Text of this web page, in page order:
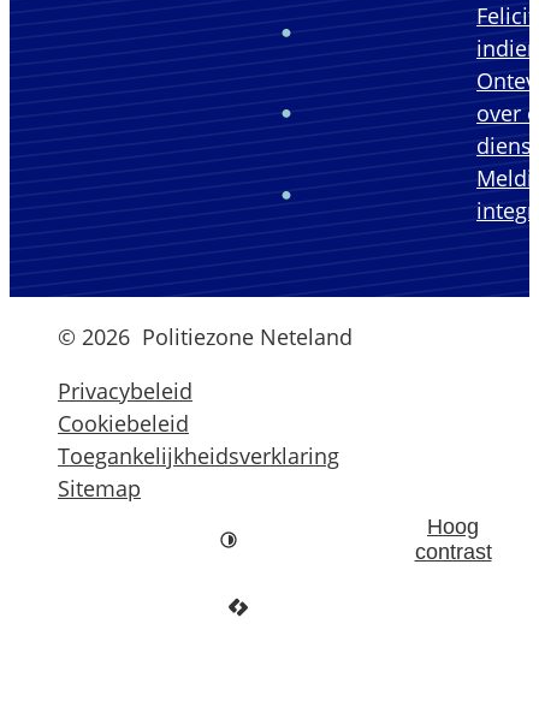
over
© 2026 Politiezone Neteland
Privacybeleid
Cookiebeleid
Toegankelijkheidsverklaring
Sitemap
Hoog
contrast